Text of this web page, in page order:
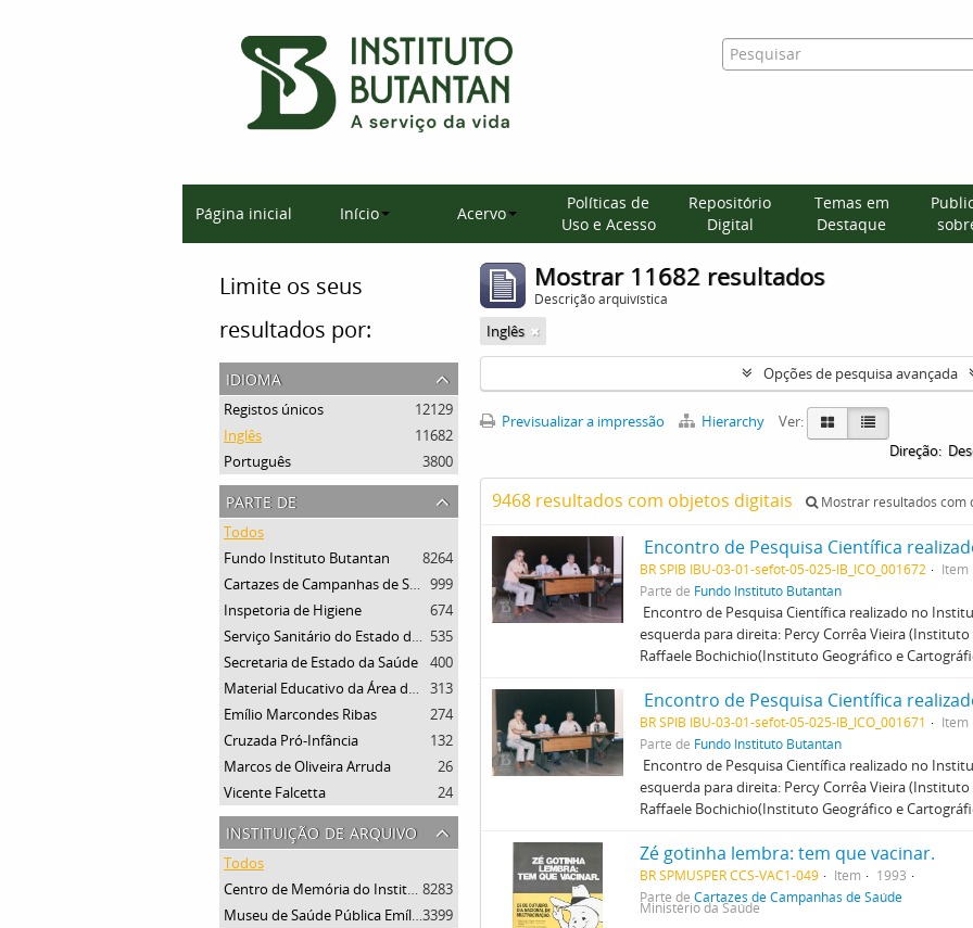
Página inicial Início Acervo
Políticas de
Uso e Acesso
Repositório
Digital
Temas em
Destaque
Limite os seus
resultados por:
idioma
Registos únicos
12129
Inglês
11682
Português
3800
parte de
Todos
Fundo Instituto Butantan
8264
Cartazes de Campanhas de Saúde 999
Inspetoria de Higiene
674
Serviço Sanitário do Estado de São Paulo 535
Secretaria de Estado da Saúde
400
Material Educativo da Área da Saúde
313
Emílio Marcondes Ribas
274
Cruzada Pró-Infância
132
Marcos de Oliveira Arruda
26
Vicente Falcetta
24
instituição de arquivo
Todos
Centro de Memória do Instituto Butantan 8283
Museu de Saúde Pública Emílio Ribas3399
Mostrar 11682 resultados
Descrição arquivística
Inglês
Opções de pesquisa avançada
Previsualizar a impressão Hierarchy
Ver:
Direção:
9468 resultados com objetos digitais Mostrar resultados com
BR SPIB IBU-03-01-sefot-05-025-IB_ICO_001672
Item
Parte de Fundo Instituto Butantan
Encontro de Pesquisa Científica realizado no
esquerda para direita: Percy Corrêa Vieira (Instituto
Raffaele Bochichio(Instituto Geográfico e
BR SPIB IBU-03-01-sefot-05-025-IB_ICO_001671
Item
Parte de Fundo Instituto Butantan
Encontro de Pesquisa Científica realizado no
esquerda para direita: Percy Corrêa Vieira (Instituto
Raffaele Bochichio(Instituto Geográfico e
Zé gotinha lembra: tem que vacinar.
BR SPMUSPER CCS-VAC1-049 Item
1993
Parte de Cartazes de Campanhas de Saúde
Ministério da Saúde